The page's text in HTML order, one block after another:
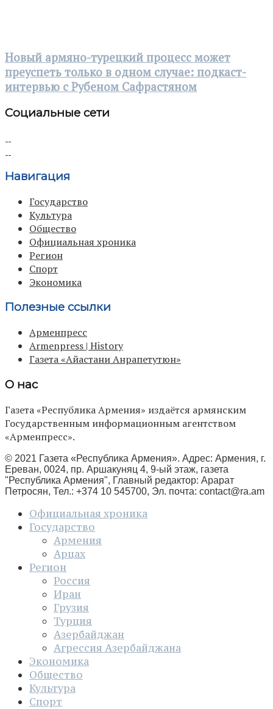
Новый армяно-турецкий процесс может
преуспеть только в одном случае: подкаст-
интервью с Рубеном Сафрастяном
Социальные сети
Навигация
Государство
Культура
Общество
Официальная хроника
Регион
Спорт
Экономика
Полезные ссылки
Арменпресс
Armenpress | History
Газета «Айастани Анрапетутюн»
О нас
Газета «Республика Армения» издаётся армянским
Государственным информационным агентством
«Арменпресс».
© 2021 Газета «Республика Армения». Адрес: Армения, г.
Ереван, 0024, пр. Аршакуняц 4, 9-ый этаж, газета
"Республика Армения", Главный редактор: Арарат
Петросян, Тел.: +374 10 545700, Эл. почта: contact@ra.am
Официальная хроника
Государство
Армения
Арцах
Регион
Россия
Иран
Грузия
Турция
Азербайджан
Агрессия Азербайджана
Экономика
Общество
Культура
Спорт